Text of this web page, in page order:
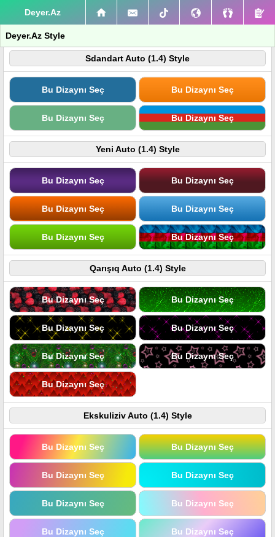
Deyer.Az
Deyer.Az Style
Sdandart Auto (1.4) Style
Bu Dizaynı Seç Bu Dizaynı Seç
Bu Dizaynı Seç Bu Dizaynı Seç
Yeni Auto (1.4) Style
Bu Dizaynı Seç Bu Dizaynı Seç
Bu Dizaynı Seç Bu Dizaynı Seç
Bu Dizaynı Seç Bu Dizaynı Seç
Qarışıq Auto (1.4) Style
Bu Dizaynı Seç Bu Dizaynı Seç
Bu Dizaynı Seç Bu Dizaynı Seç
Bu Dizaynı Seç Bu Dizaynı Seç
Bu Dizaynı Seç
Ekskuliziv Auto (1.4) Style
Bu Dizaynı Seç Bu Dizaynı Seç
Bu Dizaynı Seç Bu Dizaynı Seç
Bu Dizaynı Seç Bu Dizaynı Seç
Bu Dizaynı Seç Bu Dizaynı Seç